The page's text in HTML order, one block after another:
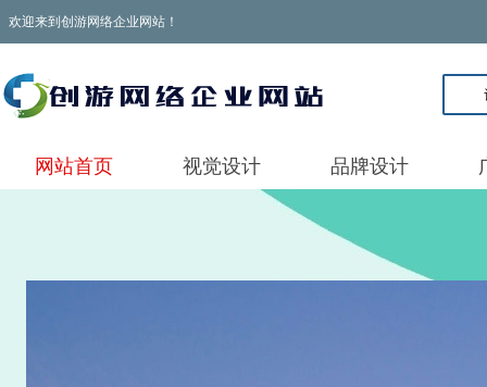
欢迎来到创游网络企业网站！
网站首页 视觉设计 品牌设计